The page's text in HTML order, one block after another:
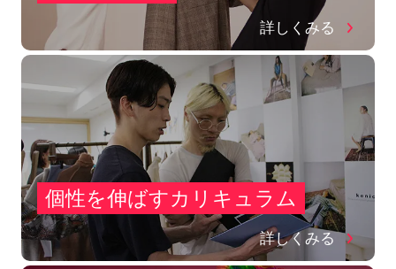
詳しくみる
個性を伸ばすカリキュラム
詳しくみる